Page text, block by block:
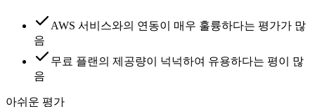
AWS 서비스와의 연동이 매우 훌륭하다는 평가가 많
음
무료 플랜의 제공량이 넉넉하여 유용하다는 평이 많
음
아쉬운 평가